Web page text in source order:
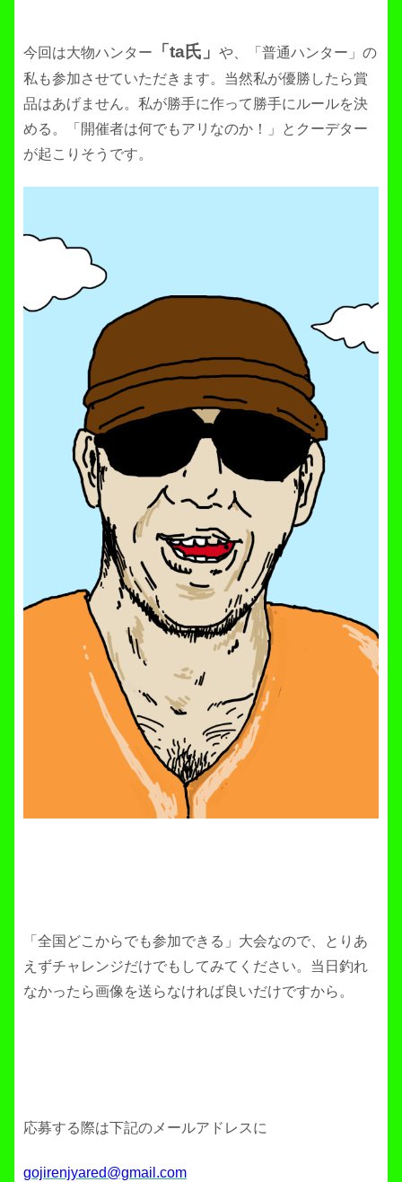
今回は大物ハンター 「ta氏」 や、「普通ハンター」の
私も参加させていただきます。当然私が優勝したら賞
品はあげません。私が勝手に作って勝手にルールを決
める。「開催者は何でもアリなのか！」とクーデター
が起こりそうです。
「全国どこからでも参加できる」大会なので、とりあ
えずチャレンジだけでもしてみてください。当日釣れ
なかったら画像を送らなければ良いだけですから。
応募する際は下記のメールアドレスに
gojirenjyared@gmail.com